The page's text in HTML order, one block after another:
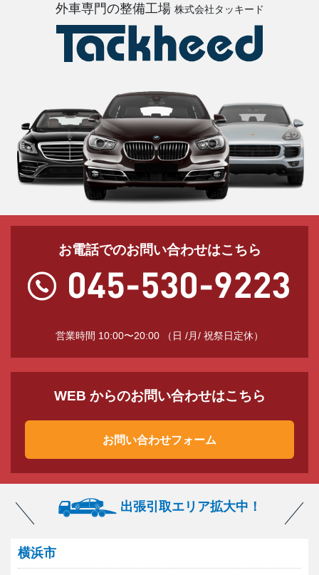
外車専門の整備工場 株式会社タッキード
お電話でのお問い合わせはこちら
営業時間 10:00〜20:00 （日 /月/ 祝祭日定休）
WEB からのお問い合わせはこちら
お問い合わせフォーム
出張引取エリア拡大中！
横浜市